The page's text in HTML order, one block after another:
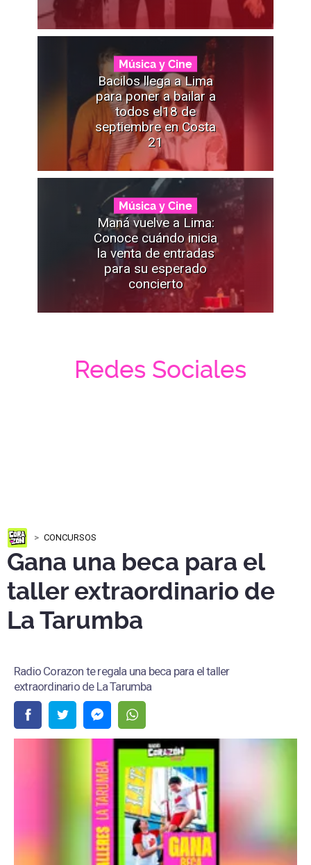
Música y Cine
Bacilos llega a Lima
para poner a bailar a
todos el18 de
septiembre en Costa
21
Música y Cine
Maná vuelve a Lima:
Conoce cuándo inicia
la venta de entradas
para su esperado
concierto
Redes Sociales
CONCURSOS
Gana una beca para el
taller extraordinario de
La Tarumba
Radio Corazon te regala una beca para el taller
extraordinario de La Tarumba